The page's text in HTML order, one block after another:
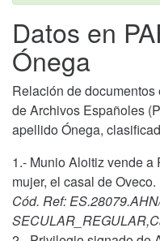
Datos en
Ónega
Relación de
de Archivos Españoles
apellido Ónega,
1.- Munio Aloitiz vende a
mujer, el casal de Oveco.
Cód. Ref: